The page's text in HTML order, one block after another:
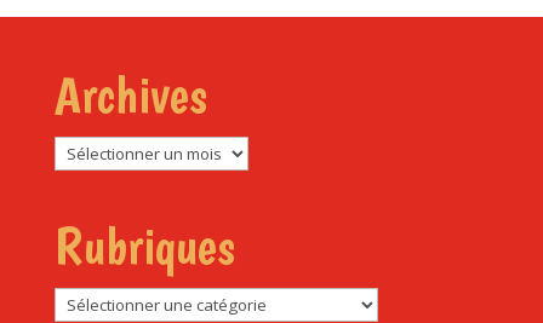
Archives
Archives
Rubriques
Rubriques